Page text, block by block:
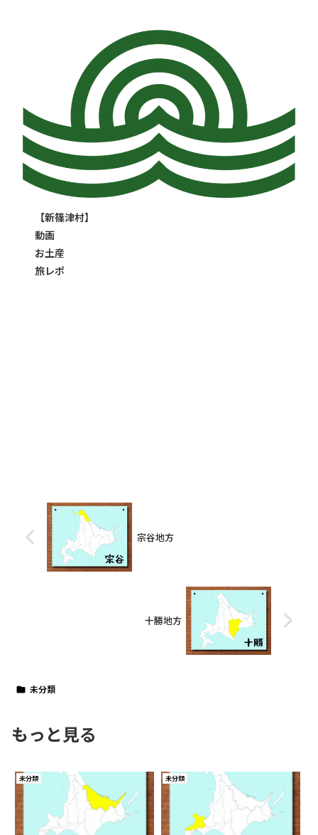
【新篠津村】
動画
お土産
旅レポ
宗谷地方
十勝地方
未分類
もっと見る
未分類 未分類